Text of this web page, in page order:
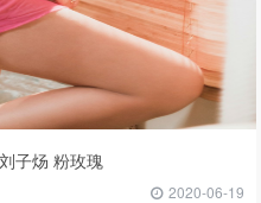
子炀 粉玫瑰
2020-06-19